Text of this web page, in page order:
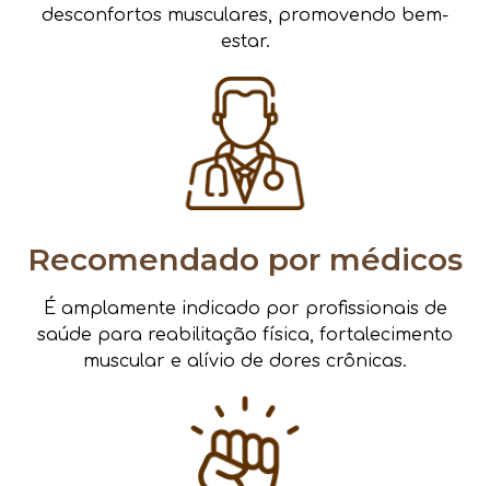
desconfortos musculares, promovendo bem-
estar.
Recomendado por médicos
É amplamente indicado por profissionais de
saúde para reabilitação física, fortalecimento
muscular e alívio de dores crônicas.